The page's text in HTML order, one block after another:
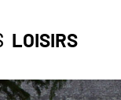
LOISIRS